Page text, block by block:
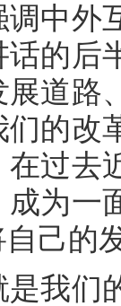
外
的后
道路
的改
过去
为一
己的
们